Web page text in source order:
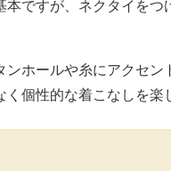
本ですが、ネクタイを
ンホールや糸にアクセン
く個性的な着こなしを楽